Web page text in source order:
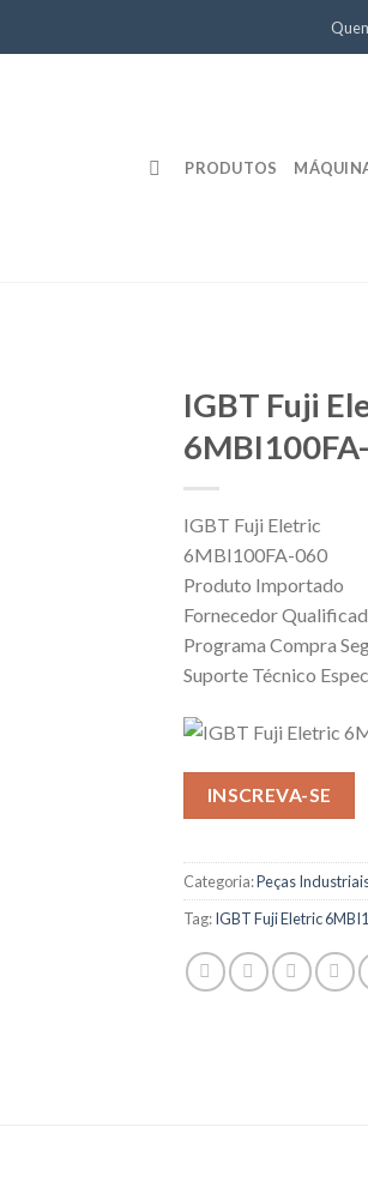
PRODUTOS
IGBT Fuji
IGBT Fuji Eletric
6MBI100FA-060
Produto Importado
Fornecedor
Programa Compra
Suporte Técnico
INSCREVA-SE
Categoria:Peças
Tag:IGBT Fuji Eletric